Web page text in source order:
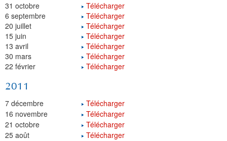
31 octobre
Télécharger
6 septembre
Télécharger
20 juillet
Télécharger
15 juin
Télécharger
13 avril
Télécharger
30 mars
Télécharger
22 février
Télécharger
2011
7 décembre
Télécharger
16 novembre
Télécharger
21 octobre
Télécharger
25 août
Télécharger